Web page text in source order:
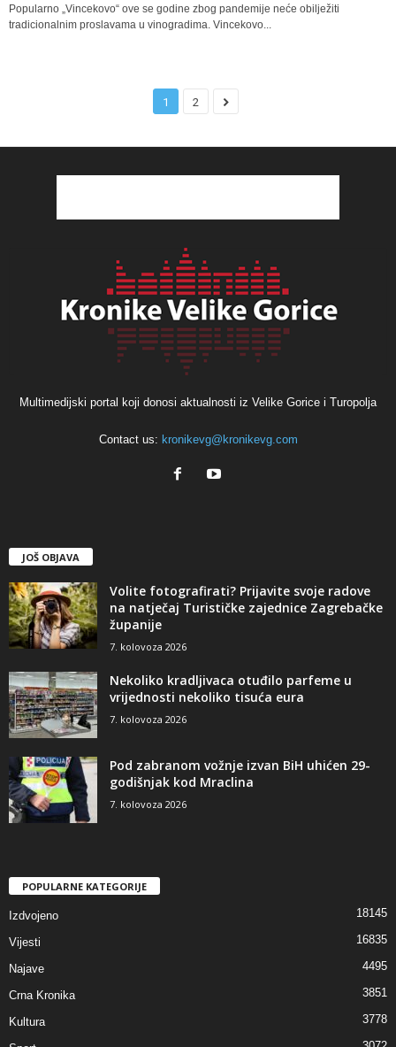
Popularno „Vincekovo“ ove se godine zbog pandemije neće obilježiti
tradicionalnim proslavama u vinogradima. Vincekovo...
1 2
Multimedijski portal koji donosi aktualnosti iz Velike Gorice i Turopolja
Contact us: kronikevg@kronikevg.com
JOŠ OBJAVA
Volite fotografirati? Prijavite svoje radove
na natječaj Turističke zajednice Zagrebačke
županije
7. kolovoza 2026
Nekoliko kradljivaca otuđilo parfeme u
vrijednosti nekoliko tisuća eura
7. kolovoza 2026
Pod zabranom vožnje izvan BiH uhićen 29-
godišnjak kod Mraclina
7. kolovoza 2026
POPULARNE KATEGORIJE
Izdvojeno 18145
Vijesti 16835
Najave 4495
Crna Kronika 3851
Kultura 3778